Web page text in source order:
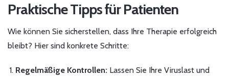
Praktische Tipps für Patienten
Wie können Sie sicherstellen, dass Ihre Therapie erfolgreich
bleibt? Hier sind konkrete Schritte:
Regelmäßige Kontrollen: Lassen Sie Ihre Viruslast und